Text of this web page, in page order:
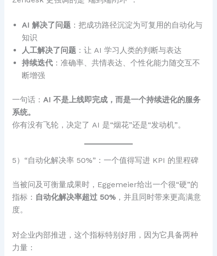
AI 解决了问题：把成功路径沉淀为可复用的自动化与
知识
人工解决了问题：让 AI 学习人类的判断与表达
持续迭代：准确率、共情表达、个性化能力随交互不
断增强
一句话： AI 不是上线即完成，而是一个持续进化的服务
系统。
你有没有飞轮，决定了 AI 是“烟花”还是“发动机”。
5）“自动化解决率 50%”：一个值得写进 KPI 的里程碑
当被问及可衡量成果时，Eggemeier给出一个很“硬”的
指标： 自动化解决率超过 50%，并且同时带来更高满意
度。
对企业内部推进，这个指标特别好用，因为它具备两种
力量：